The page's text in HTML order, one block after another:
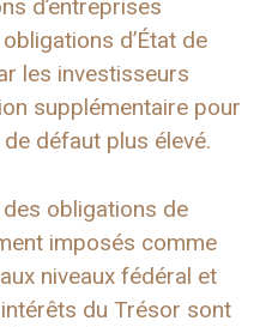
d’entreprises
d’État de
les investisseurs
supplémentaire pour
défaut plus élevé.
obligations de
imposés comme
niveaux fédéral et
du Trésor sont